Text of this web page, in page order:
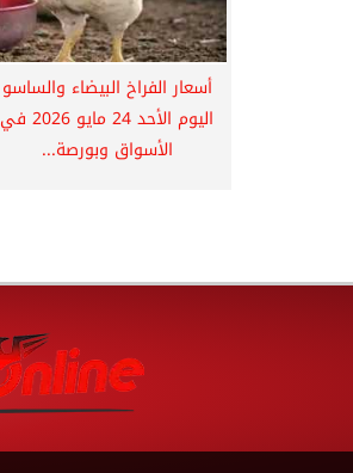
أسعار الفراخ البيضاء والساسو
اليوم الأحد 24 مايو 2026 في
الأسواق وبورصة...